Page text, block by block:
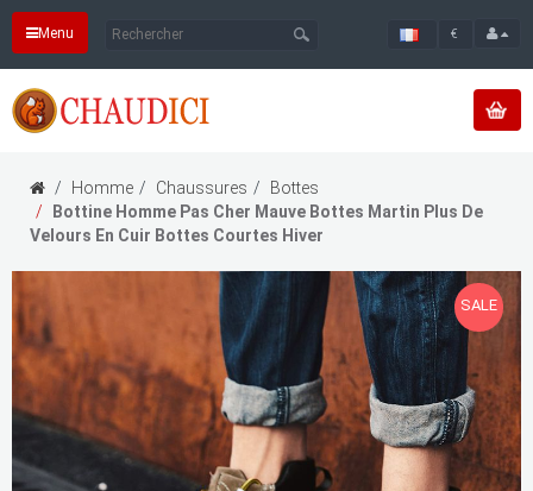
Menu €
Homme Chaussures
Bottes
Bottine Homme Pas Cher Mauve Bottes Martin Plus De
Velours En Cuir Bottes Courtes Hiver
SALE